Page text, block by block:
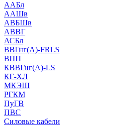
ААБл
ААШв
АВБШв
АВВГ
АСБл
ВВГнг(А)-FRLS
ВПП
КВВГнг(А)-LS
КГ-ХЛ
МКЭШ
РГКМ
ПуГВ
ПВС
Силовые кабели